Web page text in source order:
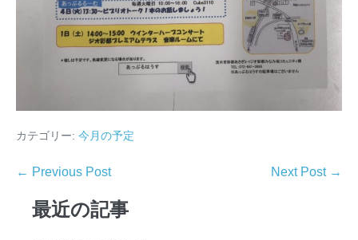
カテゴリー: 今月の予定
← Previous Post Next Post →
最近の記事